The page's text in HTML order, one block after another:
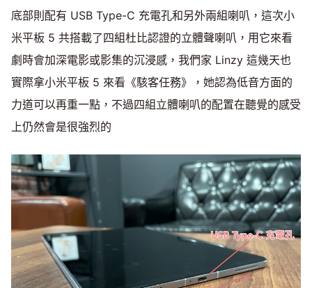
底部則配有 USB Type-C 充電孔和另外兩組喇叭，這次小
米平板 5 共搭載了四組杜比認證的立體聲喇叭，用它來看
劇時會加深電影或影集的沉浸感，我們家 Linzy 這幾天也
實際拿小米平板 5 來看《駭客任務》，她認為低音方面的
力道可以再重一點，不過四組立體喇叭的配置在聽覺的感受
上仍然會是很強烈的